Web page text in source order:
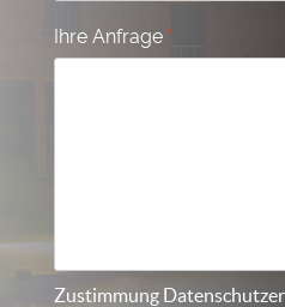
Ihre Anfrage *
Zustimmung